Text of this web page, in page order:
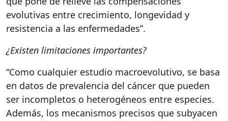
evolutivas entre crecimiento, longevidad y
resistencia a las enfermedades”.
¿Existen limitaciones importantes?
“Como cualquier estudio macroevolutivo, se basa
en datos de prevalencia del cáncer que pueden
ser incompletos o heterogéneos entre especies.
Además, los mecanismos precisos que subyacen